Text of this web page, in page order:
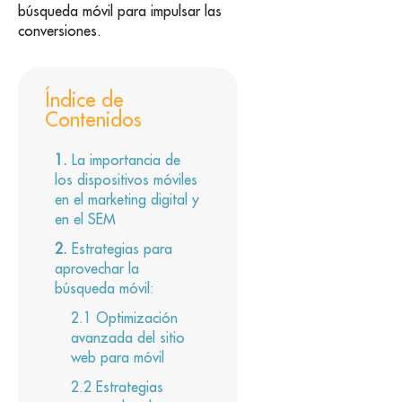
búsqueda móvil para impulsar las
conversiones.
Índice de
Contenidos
La importancia de
los dispositivos móviles
en el marketing digital y
en el SEM
Estrategias para
aprovechar la
búsqueda móvil:
Optimización
avanzada del sitio
web para móvil
Estrategias